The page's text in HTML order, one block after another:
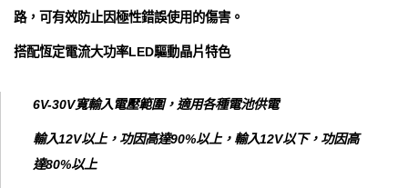
路，可有效防止因極性錯誤使用的傷害。
搭配恆定電流大功率LED驅動晶片特色
6V-30V寬輸入電壓範圍，適用各種電池供電
輸入12V以上，功因高達90%以上，輸入12V以下，功因高
達80%以上